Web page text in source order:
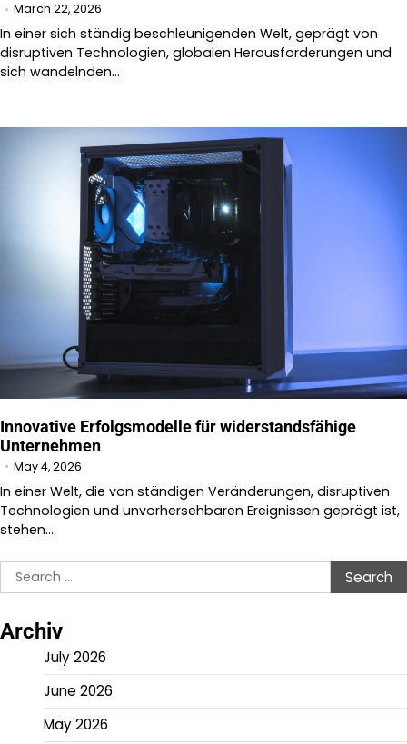
March 22, 2026
In einer sich ständig beschleunigenden Welt, geprägt von
disruptiven Technologien, globalen Herausforderungen und
sich wandelnden…
Innovative Erfolgsmodelle für widerstandsfähige
Unternehmen
May 4, 2026
In einer Welt, die von ständigen Veränderungen, disruptiven
Technologien und unvorhersehbaren Ereignissen geprägt ist,
stehen…
Search
for:
Archiv
July 2026
June 2026
May 2026